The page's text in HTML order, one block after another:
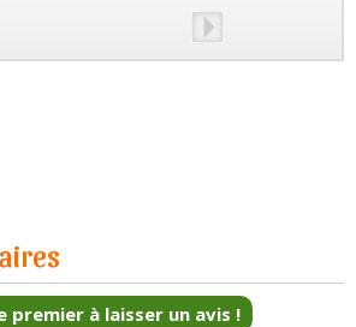
premier à laisser un avis !